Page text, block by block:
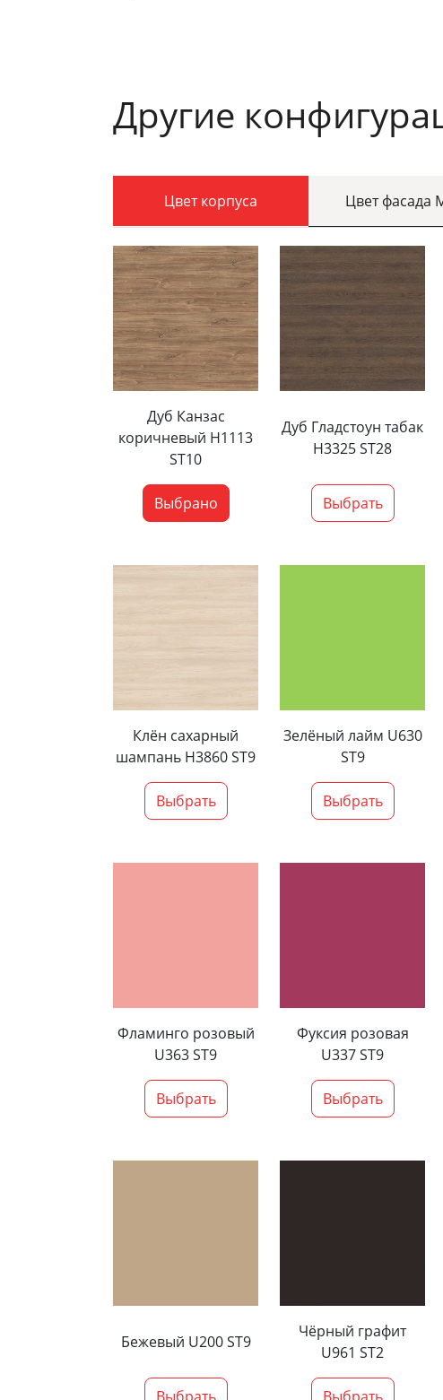
Другие
Цвет корпуса Цвет фасада
Дуб Канзас
коричневый H1113
ST10
Выбрано
Дуб Гладстоун табак
H3325 ST28
Выбрать
Клён сахарный
шампань H3860 ST9
Выбрать
Зелёный лайм U630
ST9
Выбрать
Фламинго розовый
U363 ST9
Выбрать
Фуксия розовая
U337 ST9
Выбрать
Бежевый U200 ST9
Чёрный графит
U961 ST2